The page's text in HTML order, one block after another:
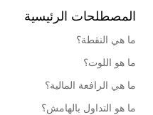
المصطلحات الرئيسية
ما هي النقطة؟
ما هو اللوت؟
ما هي الرافعة المالية؟
ما هو التداول بالهامش؟